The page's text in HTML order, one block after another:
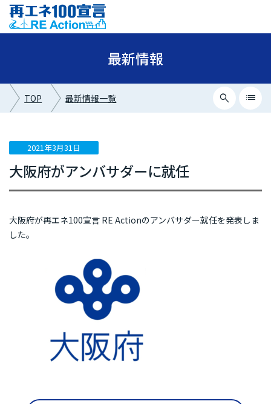
最新情報
TOP 最新情報一覧 search list
最新情報カテゴリー
ニュース
プレスリリース
メディア掲載
再エネ100宣言 RE Action の最新情報
新規参加団体のお知らせ
RE Actionからのお知らせ
協力イベント
参加団体の最新情報
2021年3月31日
大阪府がアンバサダーに就任
大阪府が再エネ100宣言 RE Actionのアンバサダー就任を発表しま
した。